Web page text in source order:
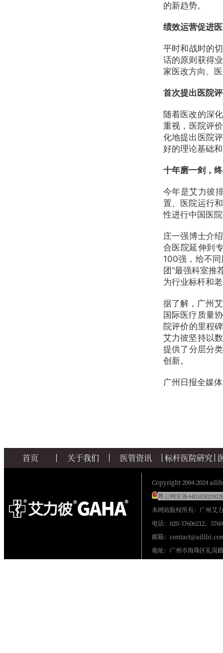
的新趋势。
绩效运营促进
平时和战时的
话的原则获得
家医改方向、
首次提出医院
随着医改的深
重视，医院评
化地提出医院
好的理论基础
十年磨一剑，
今年是艾力彼
置、医院运行
性进行中国医
庄一强博士介
合医院延伸到
100强，给不
团“最强科室推
为行业标杆和
据了解，广州
国际医疗质量
院评价的里程
艾力彼坚持以
提供了分层分
创新。
广州日报全媒
首页 关于我们 医管资讯 标杆医院研究
Copyright 2004-2024
粤公网安备
本网站版权所有：广州艾
电话：020-37606212、
邮箱：
地址：广州市海珠区礼岗